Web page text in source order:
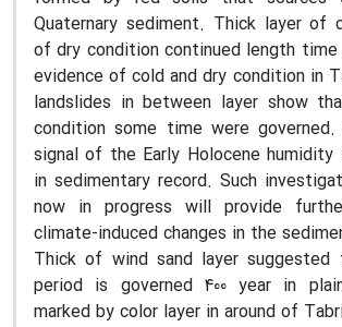
Quaternary sediment. Thick layer of
of dry condition continued length
evidence of cold and dry condition in
landslides in between layer show
condition some time were
signal of the Early Holocene humidity
in sedimentary record. Such
now in progress will provide
climate-induced changes in the
Thick of wind sand layer
period is governed 400 year in
marked by color layer in around of